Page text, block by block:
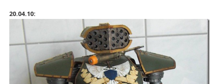
20.04.10: